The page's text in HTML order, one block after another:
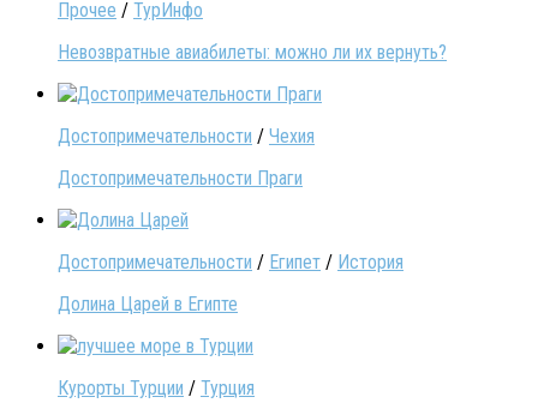
Прочее / ТурИнфо
Невозвратные авиабилеты: можно ли их вернуть?
Достопримечательности / Чехия
Достопримечательности Праги
Достопримечательности / Египет / История
Долина Царей в Египте
Курорты Турции / Турция